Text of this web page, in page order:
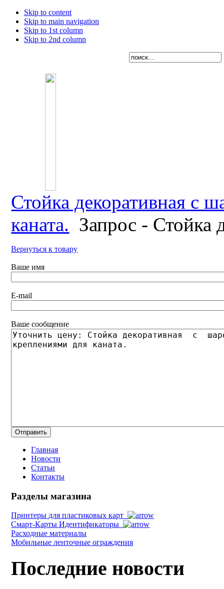
Skip to content
Skip to main navigation
Skip to 1st column
Skip to 2nd column
Стойка декоративная c
каната. Запрос - Стойка
Вернуться к товару
Ваше имя
E-mail
Ваше сообщение
Главная
Новости
Статьи
Контакты
Разделы магазина
Принтеры для пластиковых карт
Смарт-Карты Идентификаторы
Расходные материалы
Мобильные ленточные ограждения
Последние новости